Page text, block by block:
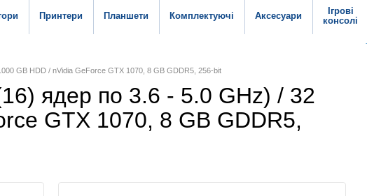
Принтери Планшети Комплектуючі Аксесуари
Ігрові
консолі
GB HDD / nVidia GeForce GTX 1070, 8 GB GDDR5, 256-bit
ядер по 3.6 - 5.0 GHz) / 32
GTX 1070, 8 GB GDDR5,